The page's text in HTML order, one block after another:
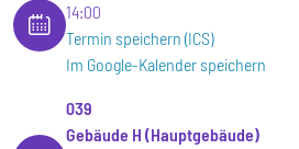
14:00
Termin speichern (ICS)
Im Google-Kalender speichern
039
Gebäude H (Hauptgebäude)